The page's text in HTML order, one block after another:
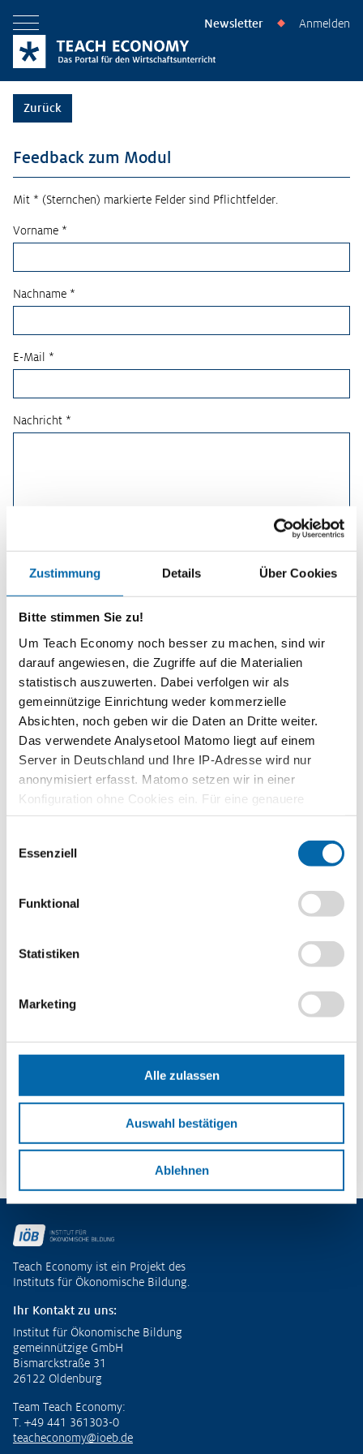
Zustimmung Details Über Cookies
Bitte stimmen Sie zu!
Um Teach Economy noch besser zu machen, sind wir
darauf angewiesen, die Zugriffe auf die Materialien
statistisch auszuwerten. Dabei verfolgen wir als
gemeinnützige Einrichtung weder kommerzielle
Absichten, noch geben wir die Daten an Dritte weiter.
Das verwendete Analysetool Matomo liegt auf einem
Server in Deutschland und Ihre IP-Adresse wird nur
anonymisiert erfasst. Matomo setzen wir in einer
Konfiguration ohne Cookies ein. Für eine genauere
Analyse bitte wir Sie, auch den optional wählbaren
Essenziell
Funktional
Statistiken
Marketing
Alle zulassen
Auswahl bestätigen
Ablehnen
Menü öffnen Newsletter ◆ Anmelden
Zurück
Feedback zum Modul
Mit * (Sternchen) markierte Felder sind Pflichtfelder.
Vorname *
Nachname *
E-Mail *
Nachricht *
Planspiele
Spielerisch wirtschaftliche
Zusammenhänge erfahren und
verstehen – mit den Planspielen
WIWAG, Ecoland und Isle of Economy
Ökonomische Modelle in 30 Minuten
Unternehmerisch Denken und Handeln
– Potenziale entdecken und
ökonomische Kompetenzen entwickeln
Zu den Publikationen
Teach Economy ist ein Projekt des
Instituts für Ökonomische Bildung.
Ihr Kontakt zu uns:
Institut für Ökonomische Bildung
gemeinnützige GmbH
Bismarckstraße 31
26122 Oldenburg
Team Teach Economy:
T. +49 441 361303-0
teacheconomy@ioeb.de